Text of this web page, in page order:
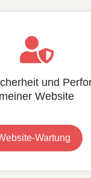

und
meiner Website
Wartung